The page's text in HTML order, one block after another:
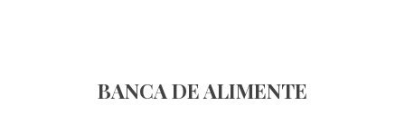
BANCA DE ALIMENTE